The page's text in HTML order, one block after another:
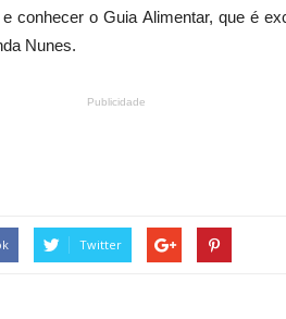
conhecer o Guia Alimentar, que é
Nunes.
Publicidade
Twitter